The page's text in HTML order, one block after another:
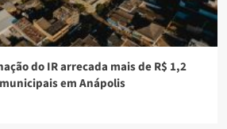
do IR arrecada mais de R$ 1,2
em Anápolis